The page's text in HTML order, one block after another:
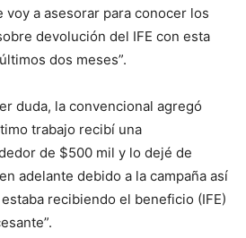
voy a asesorar para conocer los
devolución del IFE con esta
dos meses”.
duda, la convencional agregó
trabajo recibí una
de $500 mil y lo dejé de
adelante debido a la campaña así
recibiendo el beneficio (IFE)